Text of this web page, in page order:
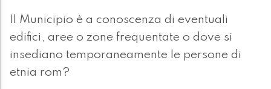
Il Municipio è a conoscenza di eventuali
edifici, aree o zone frequentate o dove si
insediano temporaneamente le persone di
etnia rom?